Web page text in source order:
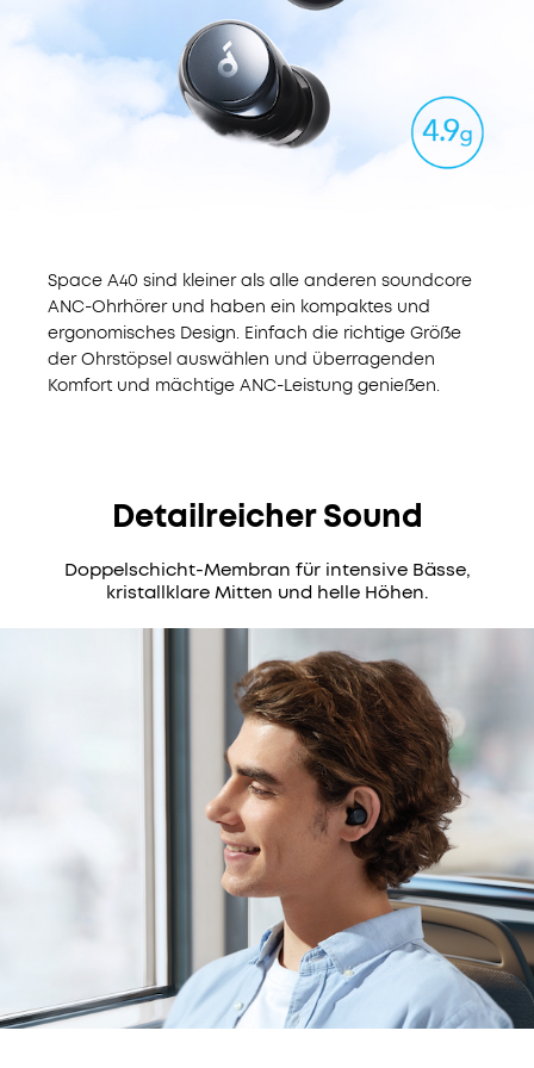
Wir
bieten:
Werde
jetzt
Space A40 sind kleiner als alle anderen soundcore
ANC-Ohrhörer und haben ein kompaktes und
ergonomisches Design. Einfach die richtige Größe
der Ohrstöpsel auswählen und überragenden
Komfort und mächtige ANC-Leistung genießen.
Detailreicher Sound
Doppelschicht-Membran für intensive Bässe,
kristallklare Mitten und helle Höhen.